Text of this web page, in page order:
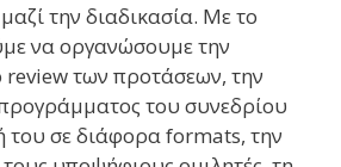
την διαδικασία. Με το
να οργανώσουμε την
review των προτάσεων, την
του συνεδρίου
του σε διάφορα formats, την